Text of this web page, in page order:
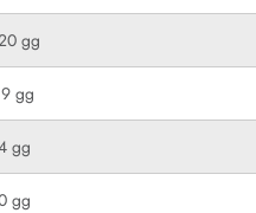
gg
gg
gg
gg